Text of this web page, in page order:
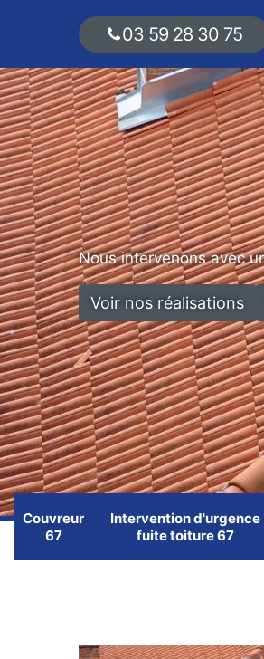
03 59 28 30 75
Nous intervenons avec
Voir nos réalisations
Couvreur
67
Intervention d'urgence
fuite toiture 67